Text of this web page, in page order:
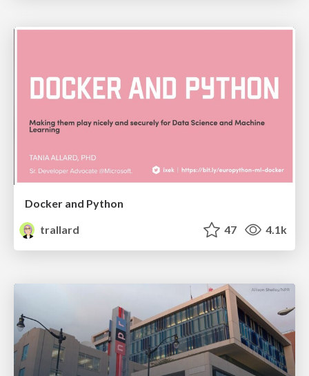
Docker and Python
trallard
47 4.1k